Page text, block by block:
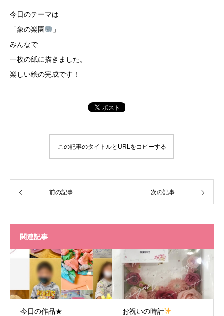
今日のテーマは
「象の楽園
」
みんなで
一枚の紙に描きました。
楽しい絵の完成です！
この記事のタイトルとURLをコピーする
前の記事 次の記事
関連記事
今日の作品★ お祝いの時計